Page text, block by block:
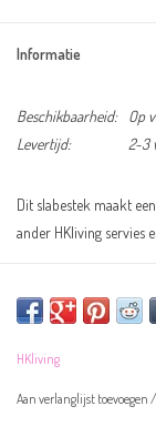
Informatie
Beschikbaarheid: Op
Levertijd:
2-3
Dit slabestek maakt
ander HKliving servies
Overige informatie:
Materiaal: kunsthars
Afmeting:
HKliving
Aan verlanglijst toevoegen /